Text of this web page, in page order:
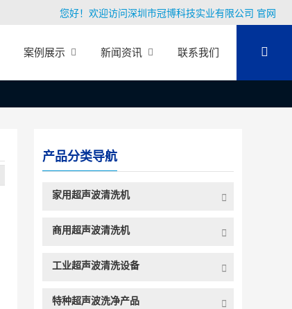
您好！欢迎访问深圳市冠博科技实业有限公司 官网
案例展示 新闻资讯 联系我们
产品分类导航
家用超声波清洗机
商用超声波清洗机
工业超声波清洗设备
特种超声波洗净产品